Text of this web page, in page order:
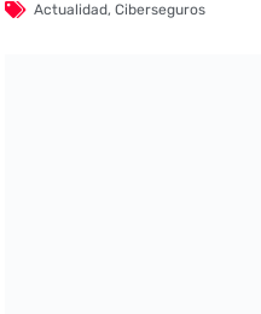
Actualidad,Ciberseguros